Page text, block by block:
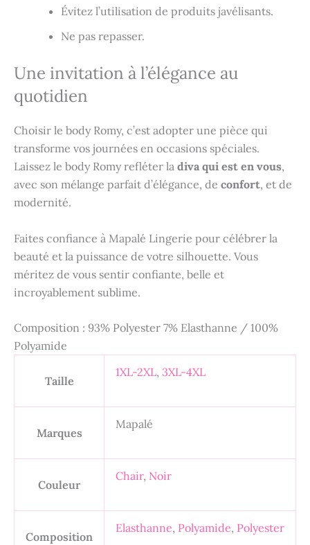
Évitez l’utilisation de produits javélisants.
Ne pas repasser.
Une invitation à l’élégance au
quotidien
Choisir le body Romy, c’est adopter une pièce qui
transforme vos journées en occasions spéciales.
Laissez le body Romy refléter la diva qui est en vous,
avec son mélange parfait d’élégance, de confort, et de
modernité.
Faites confiance à Mapalé Lingerie pour célébrer la
beauté et la puissance de votre silhouette. Vous
méritez de vous sentir confiante, belle et
incroyablement sublime.
Composition : 93% Polyester 7% Elasthanne / 100%
Polyamide
Taille
1XL-2XL, 3XL-4XL
Marques
Mapalé
Couleur
Chair, Noir
Composition
Elasthanne, Polyamide, Polyester